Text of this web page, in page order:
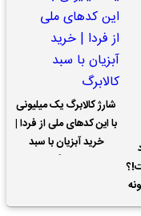
شارژ کالابرگ یک میلیونی
با این کدهای ملی از فردا |
خرید آبزیان با سبد